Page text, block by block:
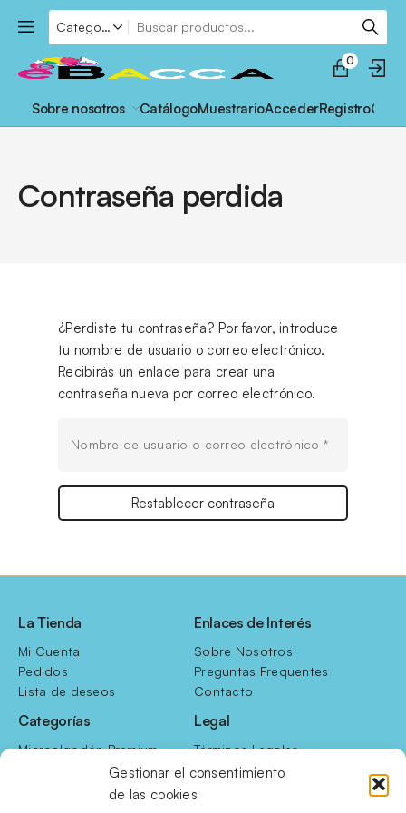
Gestionar el consentimiento
de las cookies
0
Sobre nosotros CatálogoMuestrarioAccederRegistro
Contraseña perdida
¿Perdiste tu contraseña? Por favor, introduce
tu nombre de usuario o correo electrónico.
Recibirás un enlace para crear una
contraseña nueva por correo electrónico.
Nombre de usuario o correo electrónico *Obligatorio
Restablecer contraseña
La Tienda
Mi Cuenta
Pedidos
Lista de deseos
Enlaces de Interés
Sobre Nosotros
Preguntas Frequentes
Contacto
Categorías
Microalgodón Premium
Legal
Términos Legales
Politica de Cookies